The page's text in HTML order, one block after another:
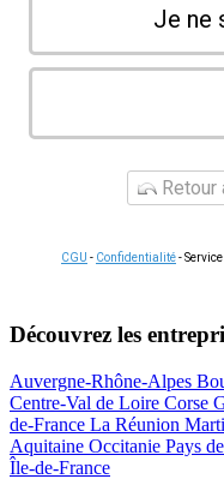
Je ne
CGU - Confidentialité-
Découvrez les
Auvergne-Rhône-Alpes
Centre-Val de Loire Corse
de-France La Réunion
Aquitaine Occitanie Pays
Île-de-France